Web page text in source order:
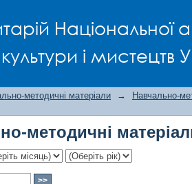
Національної
і мистецтв
методичні матеріали → Навчально-
методичні